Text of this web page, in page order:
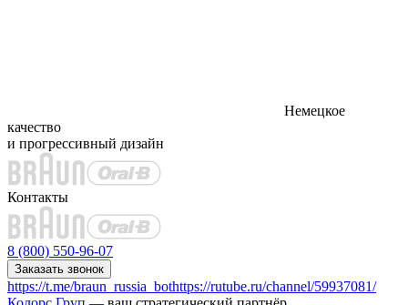
Немецкое
качество
и прогрессивный дизайн
Контакты
8 (800) 550-96-07
Заказать звонок
https://t.me/braun_russia_bothttps://rutube.ru/channel/59937081/